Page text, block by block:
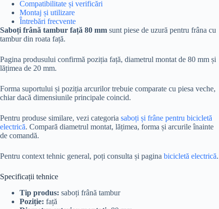
Compatibilitate și verificări
Montaj și utilizare
Întrebări frecvente
Saboți frână tambur față 80 mm sunt piese de uzură pentru frâna cu
tambur din roata față.
Pagina produsului confirmă poziția față, diametrul montat de 80 mm și
lățimea de 20 mm.
Forma suportului și poziția arcurilor trebuie comparate cu piesa veche,
chiar dacă dimensiunile principale coincid.
Pentru produse similare, vezi categoria saboți și frâne pentru bicicletă
electrică. Compară diametrul montat, lățimea, forma și arcurile înainte
de comandă.
Pentru context tehnic general, poți consulta și pagina bicicletă electrică.
Specificații tehnice
Tip produs: saboți frână tambur
Poziție: față